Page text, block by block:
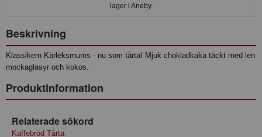
lager i Aneby.
Beskrivning
Klassikern Kärleksmums - nu som tårta! Mjuk chokladkaka täckt med len
mockaglasyr och kokos.
Produktinformation
Relaterade sökord
Kaffebröd Tårta